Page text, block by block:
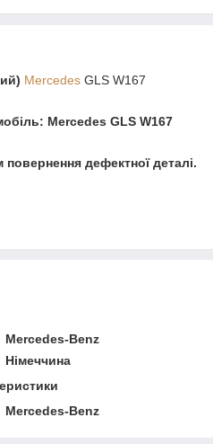
Mercedes GLS W167
Mercedes GLS W167
повернення дефектної деталі.
Mercedes-Benz
Німеччина
Mercedes-Benz